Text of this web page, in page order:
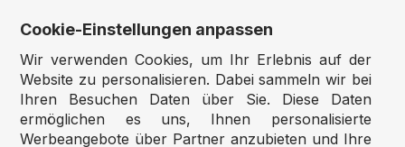
Unsere Shops
Deutschland:www.puzzle.de
Österreich:
www.puzzle.at
Belgien:www.puzzle.be
Cookie-Einstellungen anpassen
Wir verwenden Cookies, um Ihr Erlebnis auf der
Website zu personalisieren. Dabei sammeln wir bei
Ihren Besuchen Daten über Sie. Diese Daten
ermöglichen es uns, Ihnen personalisierte
Werbeangebote über Partner anzubieten und Ihre